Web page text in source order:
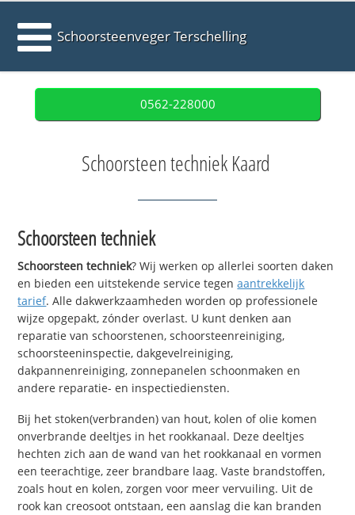
Schoorsteenveger Terschelling
0562-228000
Schoorsteen techniek Kaard
Schoorsteen techniek
Schoorsteen techniek? Wij werken op allerlei soorten daken
en bieden een uitstekende service tegenaantrekkelijk
tarief. Alle dakwerkzaamheden worden op professionele
wijze opgepakt, zónder overlast. U kunt denken aan
reparatie van schoorstenen, schoorsteenreiniging,
schoorsteeninspectie, dakgevelreiniging,
dakpannenreiniging, zonnepanelen schoonmaken en
andere reparatie- en inspectiediensten.
Bij het stoken(verbranden) van hout, kolen of olie komen
onverbrande deeltjes in het rookkanaal. Deze deeltjes
hechten zich aan de wand van het rookkanaal en vormen
een teerachtige, zeer brandbare laag. Vaste brandstoffen,
zoals hout en kolen, zorgen voor meer vervuiling. Uit de
rook kan creosoot ontstaan, een aanslag die kan branden